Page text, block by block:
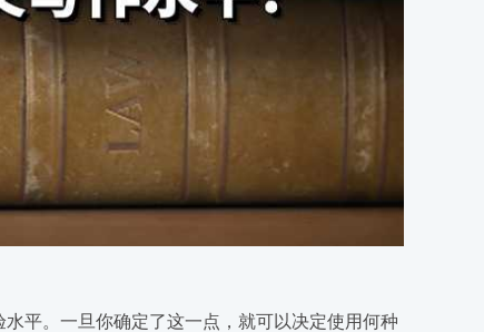
平。一旦你确定了这一点，就可以决定使用何种